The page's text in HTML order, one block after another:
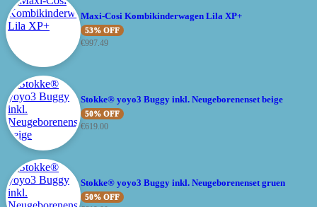
Maxi-Cosi Kombikinderwagen Lila XP+
53% OFF
€997.49
Stokke® yoyo3 Buggy inkl. Neugeborenenset beige
50% OFF
€619.00
Stokke® yoyo3 Buggy inkl. Neugeborenenset gruen
50% OFF